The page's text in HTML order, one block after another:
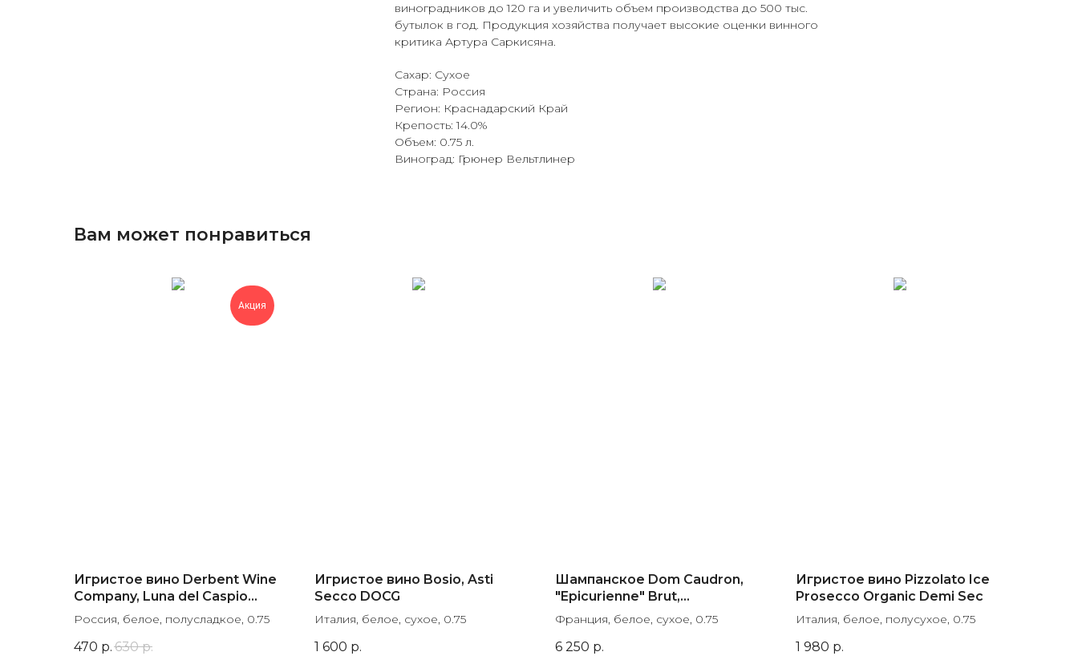
виноградников до 120 га и увеличить объем производства до 500 тыс.
бутылок в год. Продукция хозяйства получает высокие оценки винного
критика Артура Саркисяна.
Сахар: Сухое
Страна: Россия
Регион: Краснадарский Край
Крепость: 14.0%
Объем: 0.75 л.
Виноград: Грюнер Вельтлинер
Вам может понравиться
Акция
Игристое вино Derbent Wine
Company, Luna del Caspio
White Semi-Sweet
Россия, белое, полусладкое, 0.75
470 р. 630 р.
Игристое вино Bosio, Asti
Secco DOCG
Италия, белое, сухое, 0.75
1 600 р.
Шампанское Dom Caudron,
"Epicurienne" Brut,
Champagne AOC
Франция, белое, сухое, 0.75
6 250 р.
Игристое вино Pizzolato Ice
Prosecco Organic Demi Sec
Италия, белое, полусухое, 0.75
1 980 р.